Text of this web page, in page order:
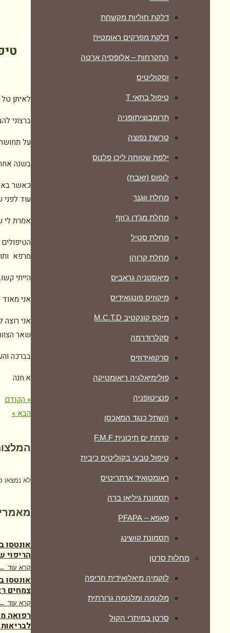
דלקת חוליות מקשחת
דלקת מפרקים ראומטית
התקרחות – אלופסיה ארטה
וסקוליטיס
טיפול בתאי T
תרומבוציתופניה
טרשת נפוצה
ילפת שטוחה ליכן פלנוס
לופוס (זאבת)
מחלת ווגנר
מחלת מג’דו ג’וזף
מחלת סטיל
מחלת קרוהן
מיאסטניה גראביס
מיקוזיס פונגואידיס
מיקס קונקטיב M.C.T.D
סקלרודרמה
סרקואידוזיס
פולימיאלגיה ריאומטיקה
‏פנציטופניה
השתל כנגד המאכסן
קדחת ים תיכונית F.M.F
טיפול טבעי בקוליטיס כיבית
ראומטואיד ארתריטיס
תסמונת גיליאן ברה
פאפא – PFAPA
תסמונת קושינג
מחלות סרטן
לוקמיה מיאלואידית חריפה
מלנומה ומלנומה גרורתית
סרטן במיתרי הקול
לאיתן טל
ברצוני
על
בשנה
כאשר
עוד
אמרת לי
מרפא
הייתי
אני
אני
שאר
בברכה
א.חנה
« הקודם
הבא »
לא נמצאו
אונטסו
הריפוי
קרא עוד
אונטסו
צמחים
קרא עוד
רפואה